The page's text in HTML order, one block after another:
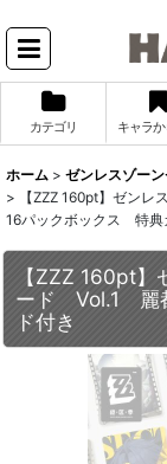
カテゴリ キャラ
ホーム > ゼンレスゾーン
>
【ZZZ 160pt】ゼン
16パックボックス 特典
【ZZZ 160pt
ード Vol.1 麗
ド付き